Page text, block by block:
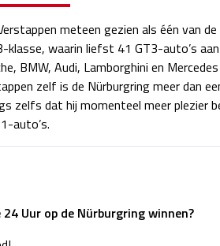
meteen gezien als één van
waarin liefst 41 GT3-auto’s
BMW, Audi, Lamborghini en
zelf is de Nürburgring meer dan
zelfs dat hij momenteel meer plezier
auto’s.
Uur op de Nürburgring winnen?